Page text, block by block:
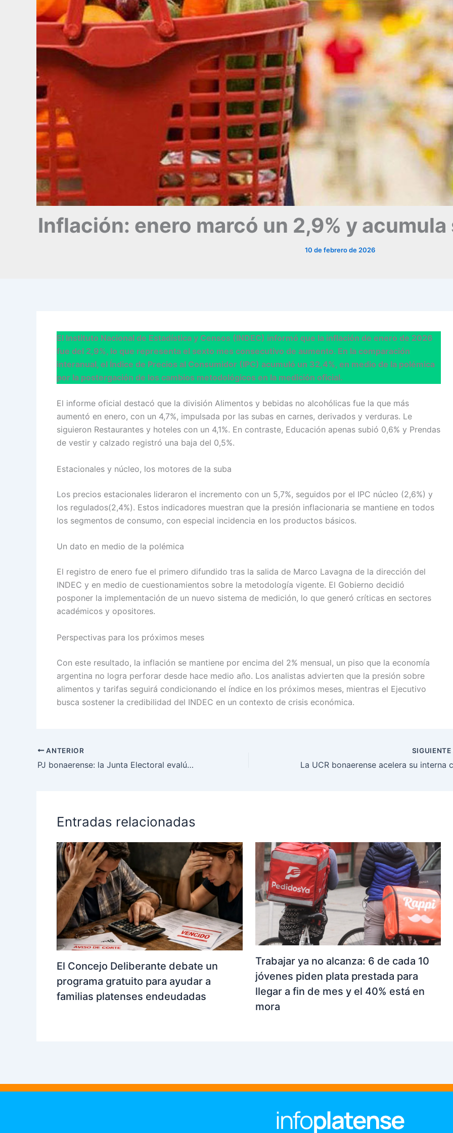
Inflación: enero marcó un 2,9% y acumula
10 de febrero de 2026
El Instituto Nacional de Estadística y Censos (INDEC) informó que la inflación de enero de 2026
fue del 2,9%, lo que representa el sexto mes consecutivo de aumento. En la comparación
interanual, el Índice de Precios al Consumidor (IPC) acumuló un 32,4%, en medio de la polémica
por la postergación de los cambios metodológicos en la medición oficial.
El informe oficial destacó que la división Alimentos y bebidas no alcohólicas fue la que más
aumentó en enero, con un 4,7%, impulsada por las subas en carnes, derivados y verduras. Le
siguieron Restaurantes y hoteles con un 4,1%. En contraste, Educación apenas subió 0,6% y Prendas
de vestir y calzado registró una baja del 0,5%.
Estacionales y núcleo, los motores de la suba
Los precios estacionales lideraron el incremento con un 5,7%, seguidos por el IPC núcleo (2,6%) y
los regulados(2,4%). Estos indicadores muestran que la presión inflacionaria se mantiene en todos
los segmentos de consumo, con especial incidencia en los productos básicos.
Un dato en medio de la polémica
El registro de enero fue el primero difundido tras la salida de Marco Lavagna de la dirección del
INDEC y en medio de cuestionamientos sobre la metodología vigente. El Gobierno decidió
posponer la implementación de un nuevo sistema de medición, lo que generó críticas en sectores
académicos y opositores.
Perspectivas para los próximos meses
Con este resultado, la inflación se mantiene por encima del 2% mensual, un piso que la economía
argentina no logra perforar desde hace medio año. Los analistas advierten que la presión sobre
alimentos y tarifas seguirá condicionando el índice en los próximos meses, mientras el Ejecutivo
busca sostener la credibilidad del INDEC en un contexto de crisis económica.
ANTERIOR
PJ bonaerense: la Junta Electoral evalúa impugnar listas que jugaron por fuera de Fuerza Patria
SIGUIENTE
Entradas relacionadas
El Concejo Deliberante debate un
programa gratuito para ayudar a
familias platenses endeudadas
Trabajar ya no alcanza: 6 de cada 10
jóvenes piden plata prestada para
llegar a fin de mes y el 40% está en
mora